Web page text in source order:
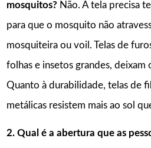
mosquitos?Não. A tela precisa
para que o mosquito não
mosquiteira ou voil. Telas de
folhas e insetos grandes, deixam
Quanto à durabilidade, telas de
metálicas resistem mais ao sol
2. Qual é a abertura que as